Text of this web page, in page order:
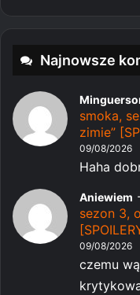
Najnowsze
smoka,
zimie”
09/08/2026
Haha
Aniewiem
sezon 3,
09/08/2026
czemu